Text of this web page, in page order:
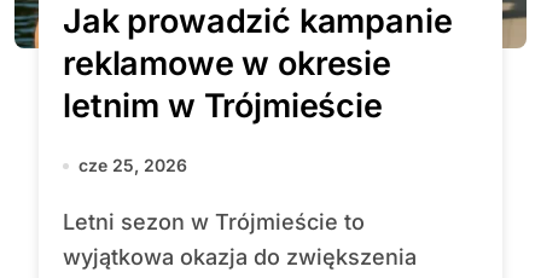
Jak prowadzić kampanie
reklamowe w okresie
letnim w Trójmieście
cze 25, 2026
Letni sezon w Trójmieście to
wyjątkowa okazja do zwiększenia